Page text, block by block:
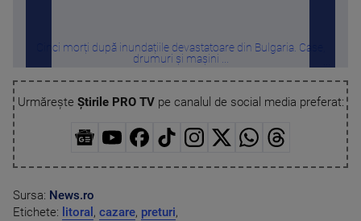
Cinci morți după inundațiile devastatoare din Bulgaria. Case,
drumuri și mașini ...
Urmărește Știrile PRO TVpe canalul de social media preferat:
Sursa: News.ro
Etichete: litoral , cazare, preturi,